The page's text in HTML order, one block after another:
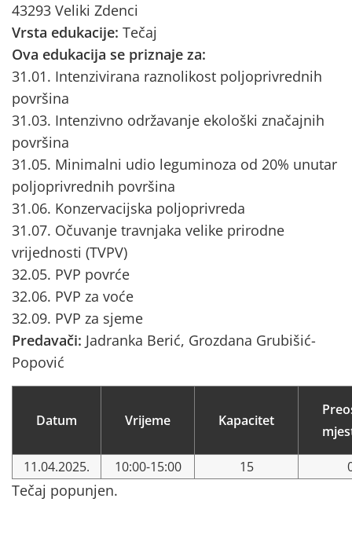
43293 Veliki Zdenci
Vrsta edukacije: Tečaj
Ova edukacija se priznaje za:
31.01. Intenzivirana raznolikost poljoprivrednih
površina
31.03. Intenzivno održavanje ekološki značajnih
površina
31.05. Minimalni udio leguminoza od 20% unutar
poljoprivrednih površina
31.06. Konzervacijska poljoprivreda
31.07. Očuvanje travnjaka velike prirodne
vrijednosti (TVPV)
32.05. PVP povrće
32.06. PVP za voće
32.09. PVP za sjeme
Predavači: Jadranka Berić, Grozdana Grubišić-
Popović
Datum Vrijeme Kapacitet
11.04.2025. 10:00-15:00 15
Tečaj popunjen.